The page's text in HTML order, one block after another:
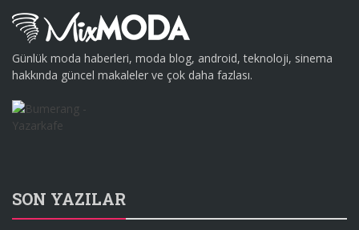
Günlük moda haberleri, moda blog, android, teknoloji, sinema
hakkında güncel makaleler ve çok daha fazlası.
SON YAZILAR